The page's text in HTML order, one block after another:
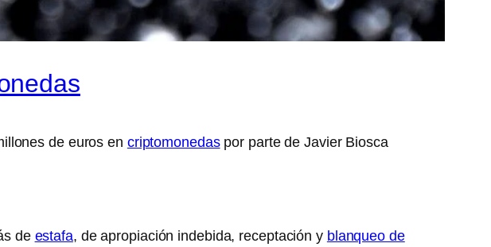
de euros en criptomonedaspor parte de Javier Biosca
de estafa, de apropiación indebida, receptación y blanqueo de